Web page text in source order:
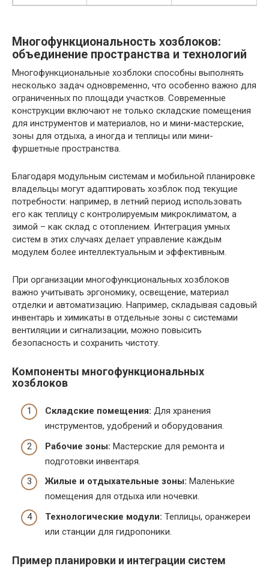
Многофункциональность хозблоков:
объединение пространства и технологий
Многофункциональные хозблоки способны выполнять
несколько задач одновременно, что особенно важно для
ограниченных по площади участков. Современные
конструкции включают не только складские помещения
для инструментов и материалов, но и мини-мастерские,
зоны для отдыха, а иногда и теплицы или мини-
фуршетные пространства.
Благодаря модульным системам и мобильной планировке
владельцы могут адаптировать хозблок под текущие
потребности: например, в летний период использовать
его как теплицу с контролируемым микроклиматом, а
зимой – как склад с отоплением. Интеграция умных
систем в этих случаях делает управление каждым
модулем более интеллектуальным и эффективным.
При организации многофункциональных хозблоков
важно учитывать эргономику, освещение, материал
отделки и автоматизацию. Например, складывая садовый
инвентарь и химикаты в отдельные зоны с системами
вентиляции и сигнализации, можно повысить
безопасность и сохранить чистоту.
Компоненты многофункциональных
хозблоков
Складские помещения: Для хранения
инструментов, удобрений и оборудования.
Рабочие зоны: Мастерские для ремонта и
подготовки инвентаря.
Жилые и отдыхательные зоны: Маленькие
помещения для отдыха или ночевки.
Технологические модули: Теплицы, оранжереи
или станции для гидропоники.
Пример планировки и интеграции систем